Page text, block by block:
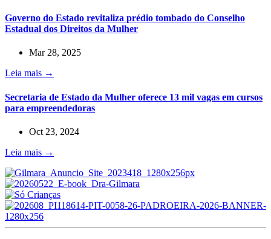
Governo do Estado revitaliza prédio tombado do Conselho
Estadual dos Direitos da Mulher
Mar 28, 2025
Leia mais →
Secretaria de Estado da Mulher oferece 13 mil vagas em cursos
para empreendedoras
Oct 23, 2024
Leia mais →